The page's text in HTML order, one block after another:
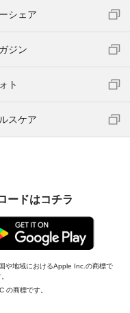
シェア
ジン
ト
スケア
ードはコチラ
や地域におけるApple Inc.の商標で
の商標です。